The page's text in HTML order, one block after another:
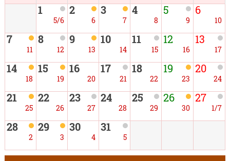
1
5/6
2
6
3
7
4
8
5
9
6
10
7
11
8
12
9
13
10
14
11
15
12
16
13
17
14
18
15
19
16
20
17
21
18
22
19
23
20
24
21
25
22
26
23
27
24
28
25
29
26
30
27
1/7
28
2
29
3
30
4
31
5